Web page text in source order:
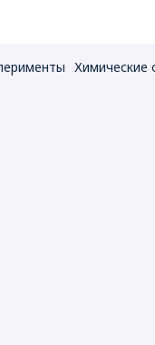
Химические